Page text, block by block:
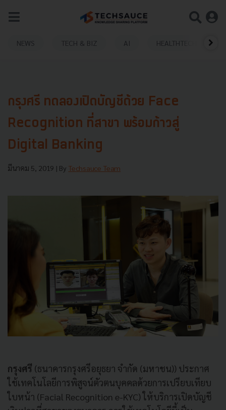
NEWS TECH & BIZ AI HEALTHTECH
กรุงศรี ทดลองเปิดบัญชีด้วย Face
Recognition ที่สาขา พร้อมก้าวสู่
Digital Banking
มีนาคม 5, 2019 | By Techsauce Team
กรุงศรี (ธนาคารกรุงศรีอยุธยา จำกัด (มหาชน)) ประกาศ
ใช้เทคโนโลยีการพิสูจน์ตัวตนบุคคลด้วยการเปรียบเทียบ
ใบหน้า (Facial Recognition e-KYC) ให้บริการเปิดบัญชี